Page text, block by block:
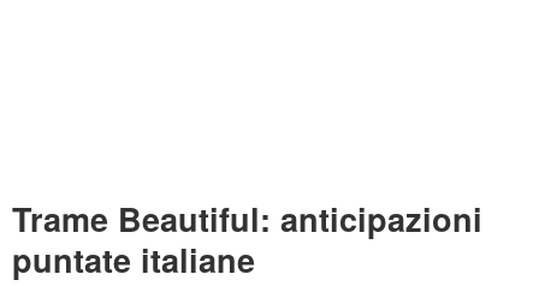
Trame Beautiful: anticipazioni
puntate italiane